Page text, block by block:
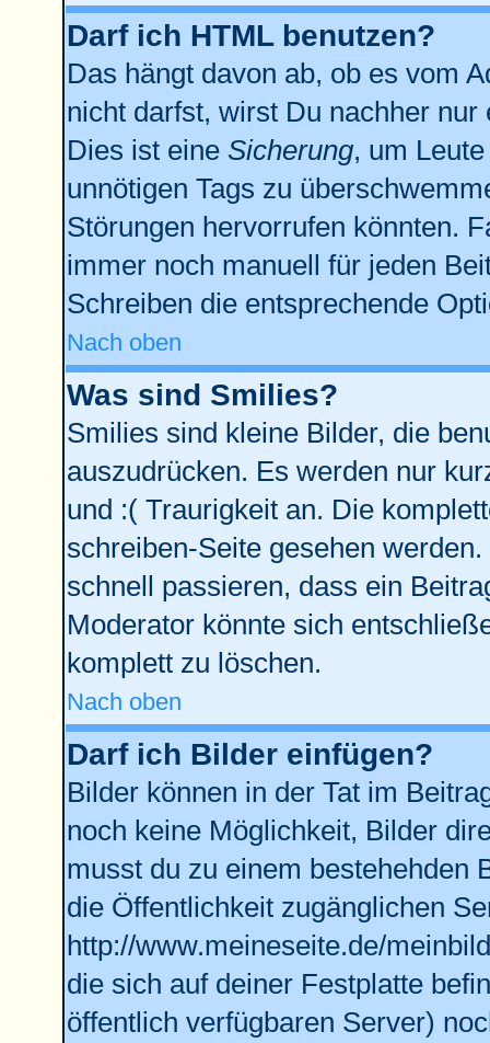
Darf ich HTML benutzen?
Das hängt davon ab, ob es vom
nicht darfst, wirst Du nachher
Dies ist eine Sicherung, um
unnötigen Tags zu
Störungen hervorrufen könnten.
immer noch manuell für jeden
Schreiben die entsprechende
Nach oben
Was sind Smilies?
Smilies sind kleine Bilder, die
auszudrücken. Es werden nur
und :( Traurigkeit an. Die
schreiben-Seite gesehen
schnell passieren, dass ein
Moderator könnte sich
komplett zu löschen.
Nach oben
Darf ich Bilder einfügen?
Bilder können in der Tat im
noch keine Möglichkeit, Bilder
musst du zu einem bestehehden
die Öffentlichkeit zugänglichen
http://www.meineseite.de/
die sich auf deiner Festplatte
öffentlich verfügbaren Server)